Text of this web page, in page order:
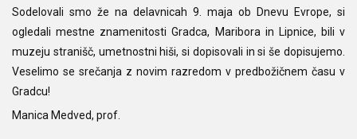
Sodelovali smo že na delavnicah 9. maja ob Dnevu Evrope, si
ogledali mestne znamenitosti Gradca, Maribora in Lipnice, bili v
muzeju stranišč, umetnostni hiši, si dopisovali in si še dopisujemo.
Veselimo se srečanja z novim razredom v predbožičnem času v
Gradcu!
Manica Medved, prof.